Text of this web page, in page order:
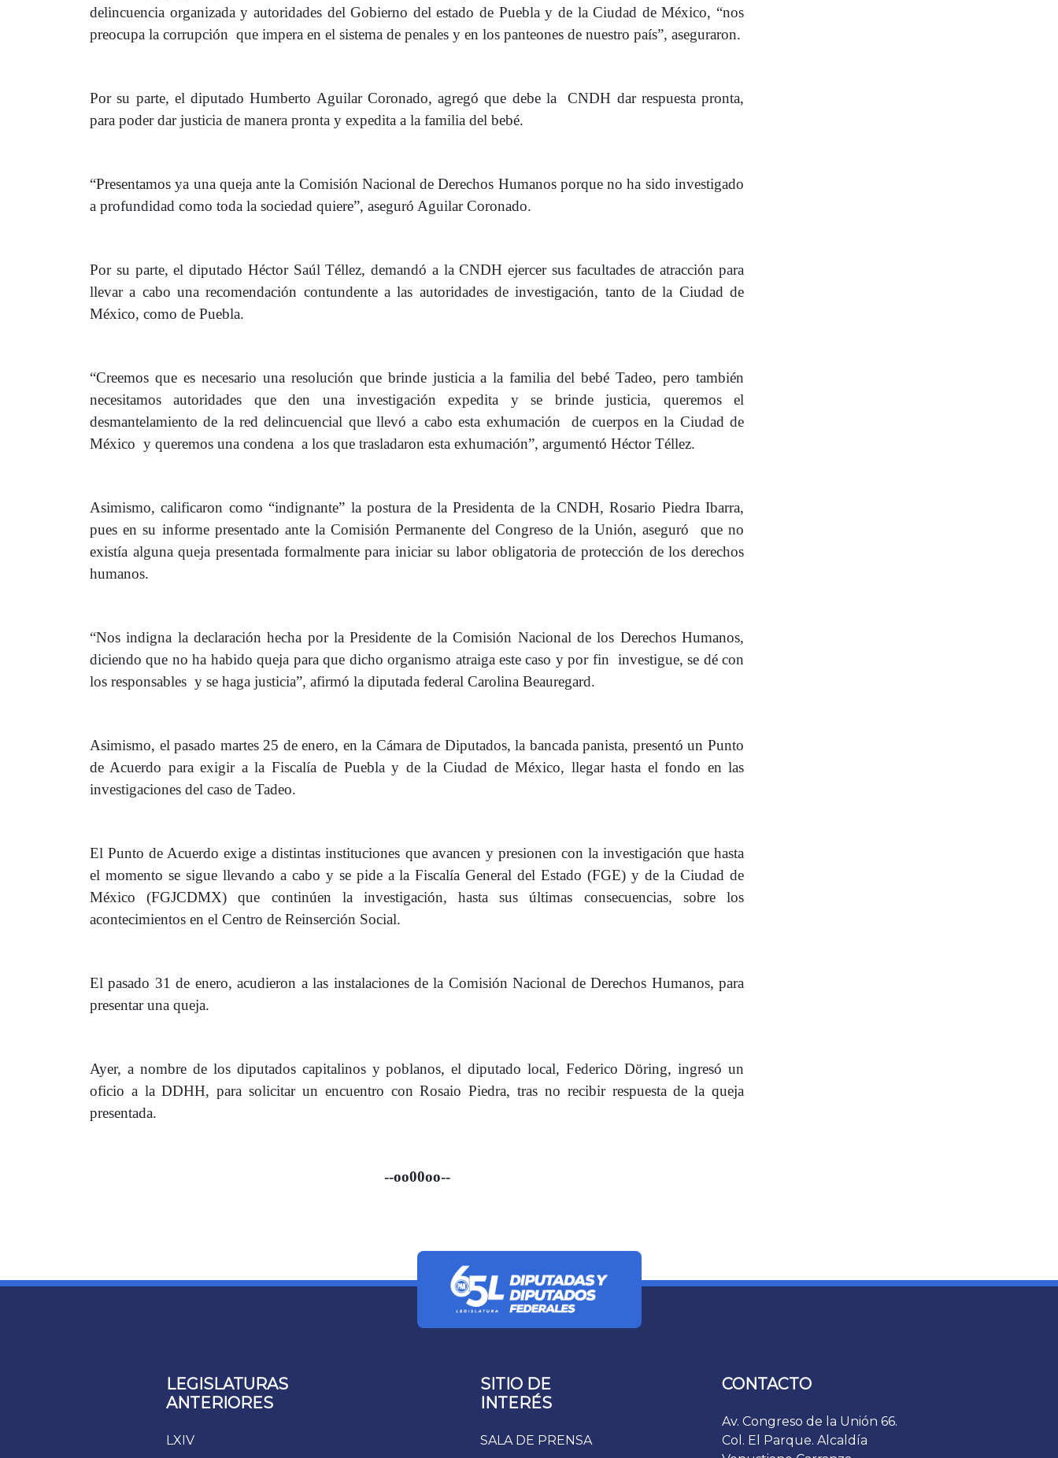
delincuencia organizada y autoridades del Gobierno del estado de Puebla y de la Ciudad de México, “nos
preocupa la corrupción que impera en el sistema de penales y en los panteones de nuestro país”, aseguraron.
Por su parte, el diputado Humberto Aguilar Coronado, agregó que debe la CNDH dar respuesta pronta,
para poder dar justicia de manera pronta y expedita a la familia del bebé.
“Presentamos ya una queja ante la Comisión Nacional de Derechos Humanos porque no ha sido investigado
a profundidad como toda la sociedad quiere”, aseguró Aguilar Coronado.
Por su parte, el diputado Héctor Saúl Téllez, demandó a la CNDH ejercer sus facultades de atracción para
llevar a cabo una recomendación contundente a las autoridades de investigación, tanto de la Ciudad de
México, como de Puebla.
“Creemos que es necesario una resolución que brinde justicia a la familia del bebé Tadeo, pero también
necesitamos autoridades que den una investigación expedita y se brinde justicia, queremos el
desmantelamiento de la red delincuencial que llevó a cabo esta exhumación de cuerpos en la Ciudad de
México y queremos una condena a los que trasladaron esta exhumación”, argumentó Héctor Téllez.
Asimismo, calificaron como “indignante” la postura de la Presidenta de la CNDH, Rosario Piedra Ibarra,
pues en su informe presentado ante la Comisión Permanente del Congreso de la Unión, aseguró que no
existía alguna queja presentada formalmente para iniciar su labor obligatoria de protección de los derechos
humanos.
“Nos indigna la declaración hecha por la Presidente de la Comisión Nacional de los Derechos Humanos,
diciendo que no ha habido queja para que dicho organismo atraiga este caso y por fin investigue, se dé con
los responsables y se haga justicia”, afirmó la diputada federal Carolina Beauregard.
Asimismo, el pasado martes 25 de enero, en la Cámara de Diputados, la bancada panista, presentó un Punto
de Acuerdo para exigir a la Fiscalía de Puebla y de la Ciudad de México, llegar hasta el fondo en las
investigaciones del caso de Tadeo.
El Punto de Acuerdo exige a distintas instituciones que avancen y presionen con la investigación que hasta
el momento se sigue llevando a cabo y se pide a la Fiscalía General del Estado (FGE) y de la Ciudad de
México (FGJCDMX) que continúen la investigación, hasta sus últimas consecuencias, sobre los
acontecimientos en el Centro de Reinserción Social.
El pasado 31 de enero, acudieron a las instalaciones de la Comisión Nacional de Derechos Humanos, para
presentar una queja.
Ayer, a nombre de los diputados capitalinos y poblanos, el diputado local, Federico Döring, ingresó un
oficio a la DDHH, para solicitar un encuentro con Rosaio Piedra, tras no recibir respuesta de la queja
presentada.
--oo00oo--
LEGISLATURAS
ANTERIORES
LXIV
SITIO DE
INTERÉS
SALA DE PRENSA
CONTACTO
Av. Congreso de la Unión 66.
Col. El Parque. Alcaldía